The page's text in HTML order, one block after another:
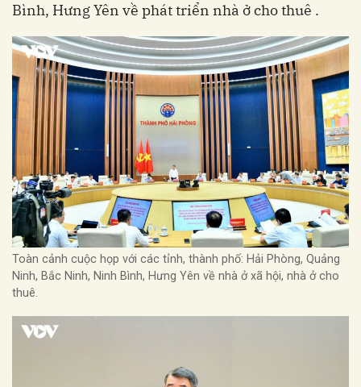
Bình, Hưng Yên về phát triển nhà ở cho thuê .
Toàn cảnh cuộc họp với các tỉnh, thành phố: Hải Phòng, Quảng
Ninh, Bắc Ninh, Ninh Bình, Hưng Yên về nhà ở xã hội, nhà ở cho
thuê.